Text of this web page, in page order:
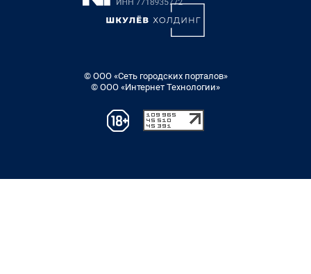
© ООО «Сеть городских порталов»
© ООО «Интернет Технологии»